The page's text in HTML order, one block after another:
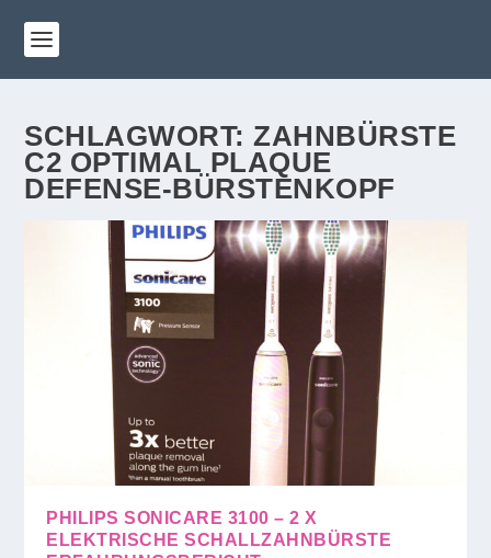
SCHLAGWORT:ZAHNBÜRSTE
C2 OPTIMAL PLAQUE
DEFENSE-BÜRSTENKOPF
PHILIPS SONICARE 3100 – 2 X
ELEKTRISCHE SCHALLZAHNBÜRSTE